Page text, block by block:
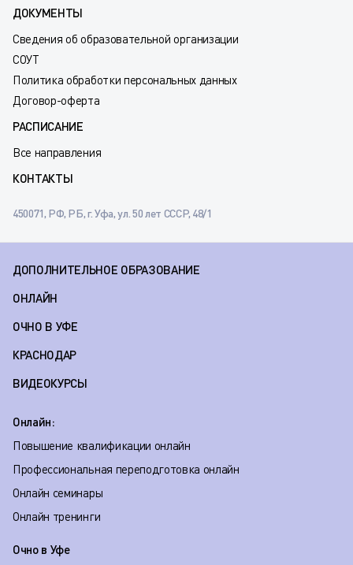
ДОКУМЕНТЫ
Сведения об образовательной организации
СОУТ
Политика обработки персональных данных
Договор-оферта
РАСПИСАНИЕ
Все направления
КОНТАКТЫ
450071, РФ, РБ, г. Уфа, ул. 50 лет СССР, 48/1
ДОПОЛНИТЕЛЬНОЕ ОБРАЗОВАНИЕ
ОНЛАЙН
ОЧНО В УФЕ
КРАСНОДАР
ВИДЕОКУРСЫ
Онлайн:
Повышение квалификации онлайн
Профессиональная переподготовка онлайн
Онлайн семинары
Онлайн тренинги
Очно в Уфе